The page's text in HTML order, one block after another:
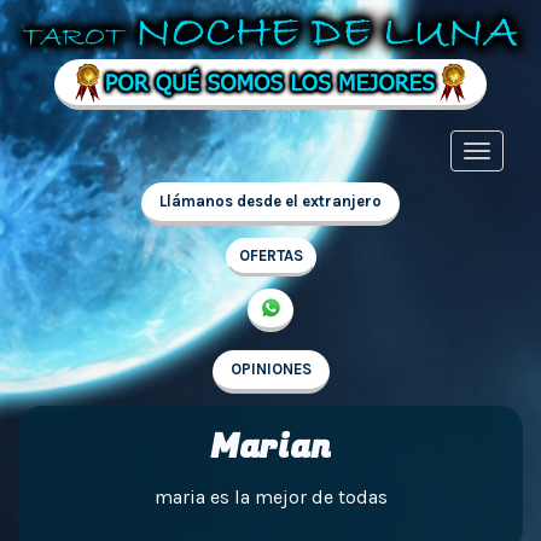
Llámanos desde el extranjero
OFERTAS
OPINIONES
Marian
maria es la mejor de todas